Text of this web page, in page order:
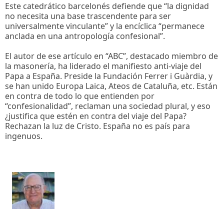
Este catedrático barcelonés defiende que “la dignidad
no necesita una base trascendente para ser
universalmente vinculante” y la encíclica “permanece
anclada en una antropología confesional”.
El autor de ese artículo en “ABC”, destacado miembro de
la masonería, ha liderado el manifiesto anti-viaje del
Papa a España. Preside la Fundación Ferrer i Guàrdia, y
se han unido Europa Laica, Ateos de Cataluña, etc. Están
en contra de todo lo que entienden por
“confesionalidad”, reclaman una sociedad plural, y eso
¿justifica que estén en contra del viaje del Papa?
Rechazan la luz de Cristo. España no es país para
ingenuos.